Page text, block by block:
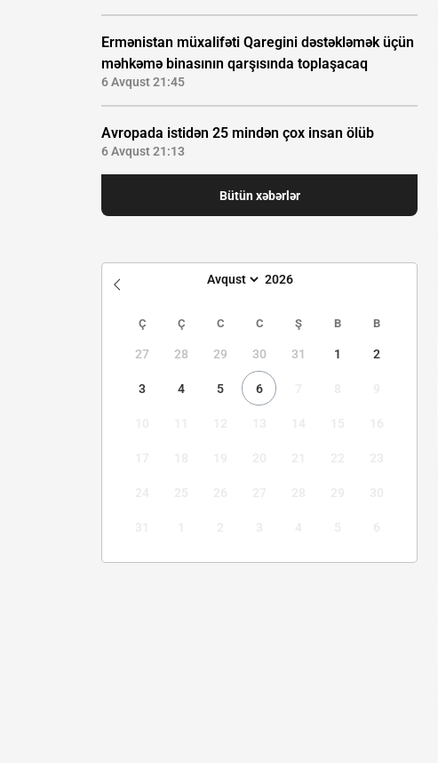
Ermənistan müxalifəti Qaregini dəstəkləmək üçün
məhkəmə binasının qarşısında toplaşacaq
6 Avqust 21:45
Avropada istidən 25 mindən çox insan ölüb
6 Avqust 21:13
Bütün xəbərlər
Ç Ç C C Ş B B
27 28 29 30 31 1 2
3 4 5 6